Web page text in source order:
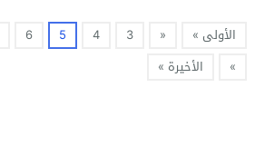
الأولى »
«
3
4
5
6
»
الأخيرة »